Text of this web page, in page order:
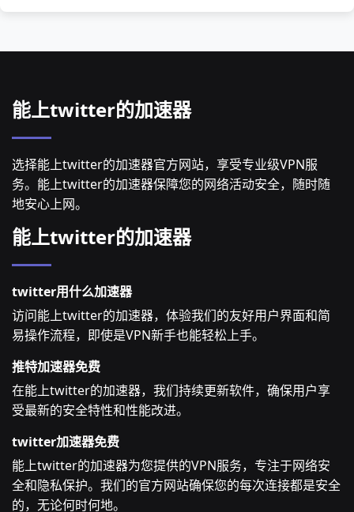
能上twitter的加速器
选择能上twitter的加速器官方网站，享受专业级VPN服
务。能上twitter的加速器保障您的网络活动安全，随时随
地安心上网。
能上twitter的加速器
twitter用什么加速器
访问能上twitter的加速器，体验我们的友好用户界面和简
易操作流程，即使是VPN新手也能轻松上手。
推特加速器免费
在能上twitter的加速器，我们持续更新软件，确保用户享
受最新的安全特性和性能改进。
twitter加速器免费
能上twitter的加速器为您提供的VPN服务，专注于网络安
全和隐私保护。我们的官方网站确保您的每次连接都是安全
的，无论何时何地。